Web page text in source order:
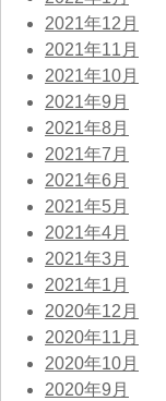
2021年12月
2021年11月
2021年10月
2021年9月
2021年8月
2021年7月
2021年6月
2021年5月
2021年4月
2021年3月
2021年1月
2020年12月
2020年11月
2020年10月
2020年9月